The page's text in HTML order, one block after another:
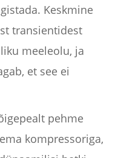
Keskmine
transientidest
meeleolu, ja
et see ei
pehme
kompressoriga,